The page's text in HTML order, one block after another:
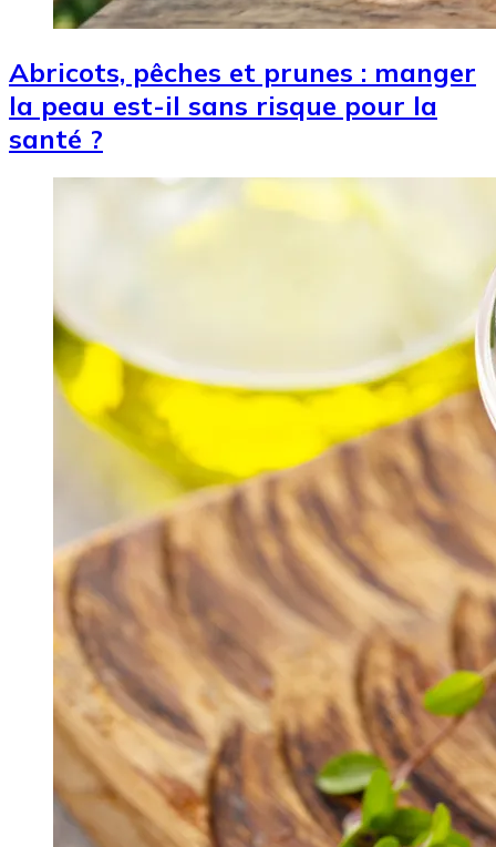
Abricots, pêches et prunes : manger
la peau est-il sans risque pour la
santé ?